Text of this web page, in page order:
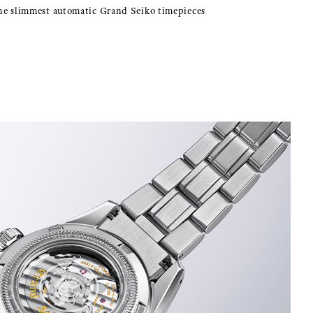
slimmest automatic Grand Seiko timepieces